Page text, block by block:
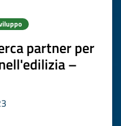
partner per
–